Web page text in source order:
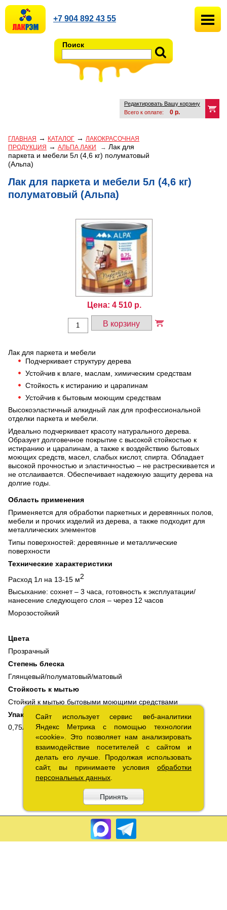
Поиск
+7 904 892 43 55
Редактировать Вашу корзину
Всего к оплате:
0 р.
ГЛАВНАЯ → КАТАЛОГ → ЛАКОКРАСОЧНАЯ
ПРОДУКЦИЯ → АЛЬПА ЛАКИ → Лак для
паркета и мебели 5л (4,6 кг) полуматовый
(Альпа)
Лак для паркета и мебели 5л (4,6 кг)
полуматовый (Альпа)
Цена: 4 510р.
В корзину
Лак для паркета и мебели
Подчеркивает структуру дерева
Устойчив к влаге, маслам, химическим средствам
Стойкость к истиранию и царапинам
Устойчив к бытовым моющим средствам
Высокоэластичный алкидный лак для профессиональной
отделки паркета и мебели.
Идеально подчеркивает красоту натурального дерева.
Образует долговечное покрытие с высокой стойкостью к
истиранию и царапинам, а также к воздействию бытовых
моющих средств, масел, слабых кислот, спирта. Обладает
высокой прочностью и эластичностью – не растрескивается и
не отслаивается. Обеспечивает надежную защиту дерева на
долгие годы.
Область применения
Применяется для обработки паркетных и деревянных полов,
мебели и прочих изделий из дерева, а также подходит для
металлических элементов
Типы поверхностей: деревянные и металлические
поверхности
Технические характеристики
Расход 1л на 13-15 м2
Высыхание: сохнет – 3 часа, готовность к эксплуатации/
нанесение следующего слоя – через 12 часов
Морозостойкий
Цвета
Прозрачный
Степень блеска
Глянцевый/полуматовый/матовый
Стойкость к мытью
Стойкий к мытью бытовыми моющими средствами
Упаковка
0,75л, 6л
Сайт использует сервис веб-аналитики
Яндекс Метрика с помощью технологии
«cookie». Это позволяет нам анализировать
взаимодействие посетителей с сайтом и
делать его лучше. Продолжая использовать
сайт, вы принимаете условия обработки
персональных данных
Принять
Сайт использует сервис веб-аналитики
Яндекс Метрика с помощью технологии
«cookie». Это позволяет нам анализировать
взаимодействие посетителей с сайтом и
делать его лучше. Продолжая использовать
сайт, вы принимаете условия обработки
персональных данных
Принять